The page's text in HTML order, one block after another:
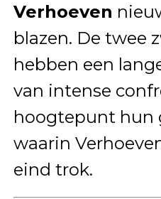
Verhoeven
blazen. De twee
hebben een
van intense
hoogtepunt hun
waarin
eind trok.